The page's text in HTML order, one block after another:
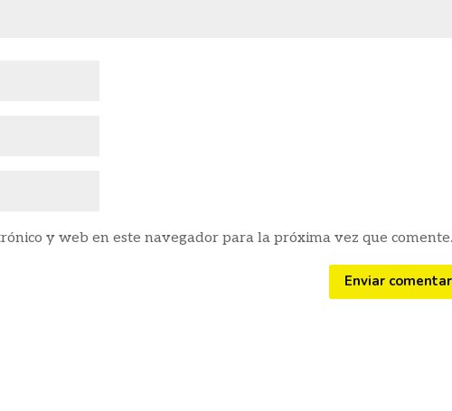
y web en este navegador para la próxima vez que comente.